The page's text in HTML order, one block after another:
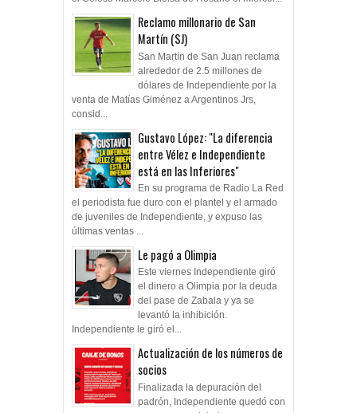
Reclamo millonario de San
Martín (SJ)
San Martín de San Juan reclama
alrededor de 2.5 millones de
dólares de Independiente por la
venta de Matías Giménez a Argentinos Jrs,
consid...
Gustavo López: "La diferencia
entre Vélez e Independiente
está en las Inferiores"
En su programa de Radio La Red
el periodista fue duro con el plantel y el armado
de juveniles de Independiente, y expuso las
últimas ventas ...
Le pagó a Olimpia
Este viernes Independiente giró
el dinero a Olimpia por la deuda
del pase de Zabala y ya se
levantó la inhibición.
Independiente le giró el...
Actualización de los números de
socios
Finalizada la depuración del
padrón, Independiente quedó con